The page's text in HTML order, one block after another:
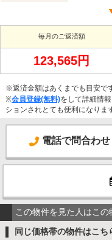
毎月のご返済額
123,565円
※返済金額はあくまでも目安で
※会員登録(無料)をして詳細情
ションされとても便利になりま
電話で問合わせ
この物件を見た人はこ
同じ価格帯の物件はこち